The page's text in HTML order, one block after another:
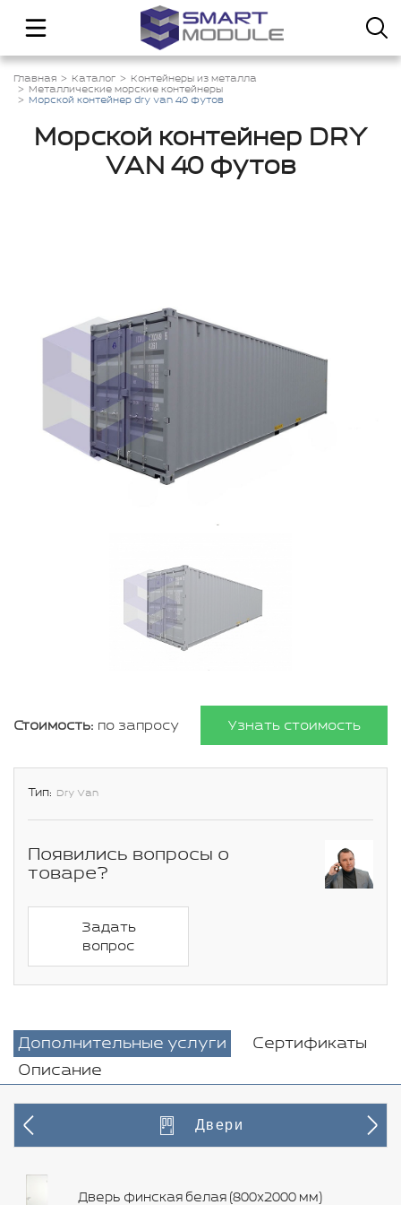
Главная Каталог
Контейнеры из металла
Металлические морские контейнеры
Морской контейнер dry van 40 футов
Морской контейнер DRY
VAN 40 футов
Стоимость: по запросу Узнать стоимость
Тип: Dry Van
Появились вопросы о
товаре?
Задать
вопрос
Дополнительные услуги
Сертификаты
Описание
Двери
Дверь финская белая (800х2000 мм)